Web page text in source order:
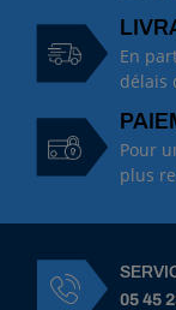
En
délais
Pour
plus
05 45